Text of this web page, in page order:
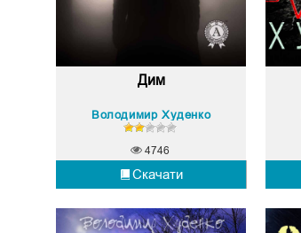
Дим
Володимир Худенко
Скачати
4746